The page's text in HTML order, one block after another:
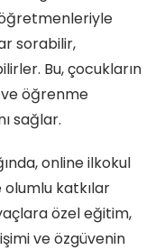
sorabilir,
Bu, çocukların
ve öğrenme
sağlar.
online ilkokul
katkılar
özel eğitim,
ve özgüvenin